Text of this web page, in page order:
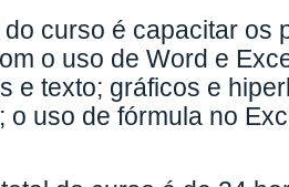
curso é capacitar os
o uso de Word e
e texto; gráficos e
o uso de fórmula no